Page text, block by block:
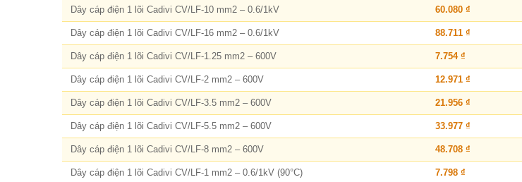
Dây cáp điện 1 lõi Cadivi CV/LF-10 mm2 – 0.6/1kV 60.080 ₫
Dây cáp điện 1 lõi Cadivi CV/LF-16 mm2 – 0.6/1kV 88.711 ₫
Dây cáp điện 1 lõi Cadivi CV/LF-1.25 mm2 – 600V 7.754 ₫
Dây cáp điện 1 lõi Cadivi CV/LF-2 mm2 – 600V 12.971 ₫
Dây cáp điện 1 lõi Cadivi CV/LF-3.5 mm2 – 600V 21.956 ₫
Dây cáp điện 1 lõi Cadivi CV/LF-5.5 mm2 – 600V 33.977 ₫
Dây cáp điện 1 lõi Cadivi CV/LF-8 mm2 – 600V 48.708 ₫
Dây cáp điện 1 lõi Cadivi CV/LF-1 mm2 – 0.6/1kV (90°C) 7.798 ₫